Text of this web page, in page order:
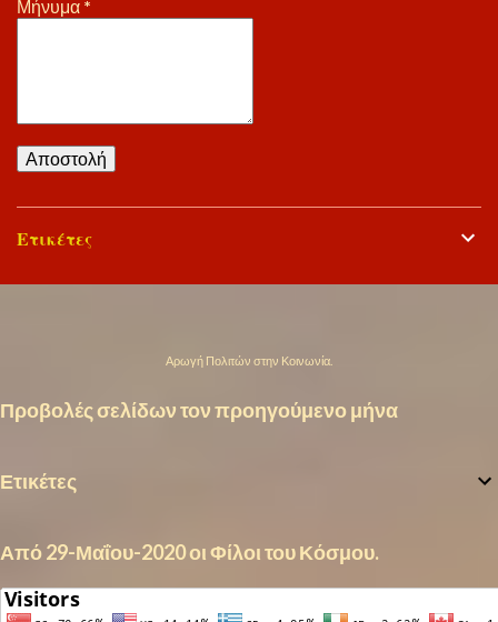
Μήνυμα *
Ετικέτες
Αρωγή Πολιτών στην Κοινωνία.
Προβολές σελίδων τον προηγούμενο μήνα
Ετικέτες
Από 29-Μαΐου-2020 οι Φίλοι του Κόσμου.